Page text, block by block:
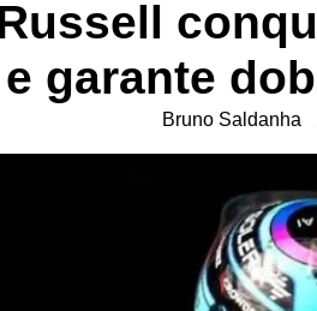
garante
Bruno Saldanha